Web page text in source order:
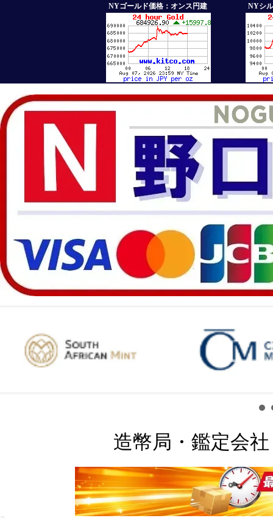
NYゴールド価格：オンス円建 NYシ
造幣局・鑑定会